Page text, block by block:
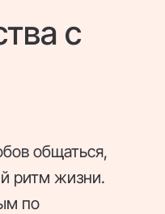
с
общаться,
ритм жизни.
по